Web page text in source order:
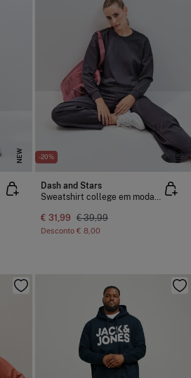
NEW -20% NEW
Dash and Stars
€ 31,99 € 39,99
Desconto € 8,00